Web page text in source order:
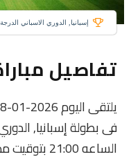
إسبانيا, الدوري الاسباني الدرجة
تفاصيل
فى بطولة إسبانيا,
الساعه 21:00 بتوقيت مصر.